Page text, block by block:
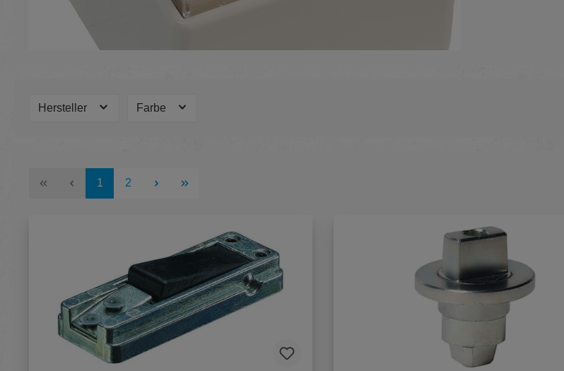
Hersteller Farbe
Seite
1 Seite
2